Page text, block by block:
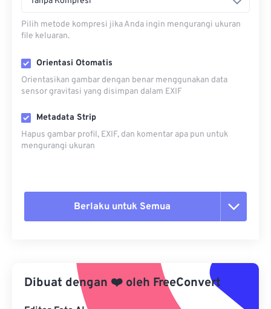
Pilih metode kompresi jika Anda ingin mengurangi ukuran
file keluaran.
Orientasi Otomatis
Orientasikan gambar dengan benar menggunakan data
sensor gravitasi yang disimpan dalam EXIF
Metadata Strip
Hapus gambar profil, EXIF, dan komentar apa pun untuk
mengurangi ukuran
Berlaku untuk Semua
Terapkan dari Preset
Simpan sebagai Preset
Dibuat dengan ❤️ oleh FreeConvert